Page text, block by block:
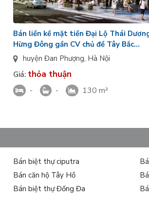
Bán liền kề mặt tiền Đại Lộ Thái
Hừng Đông gần CV chủ đề Tây Bắc
Vinhomes Đan Phượng
huyện Đan Phượng, Hà Nội
Giá: thỏa thuận
- - 130 m²
Bán biệt thự ciputra
Bán căn hộ Tây Hồ
Bán biệt thự Đống Đa